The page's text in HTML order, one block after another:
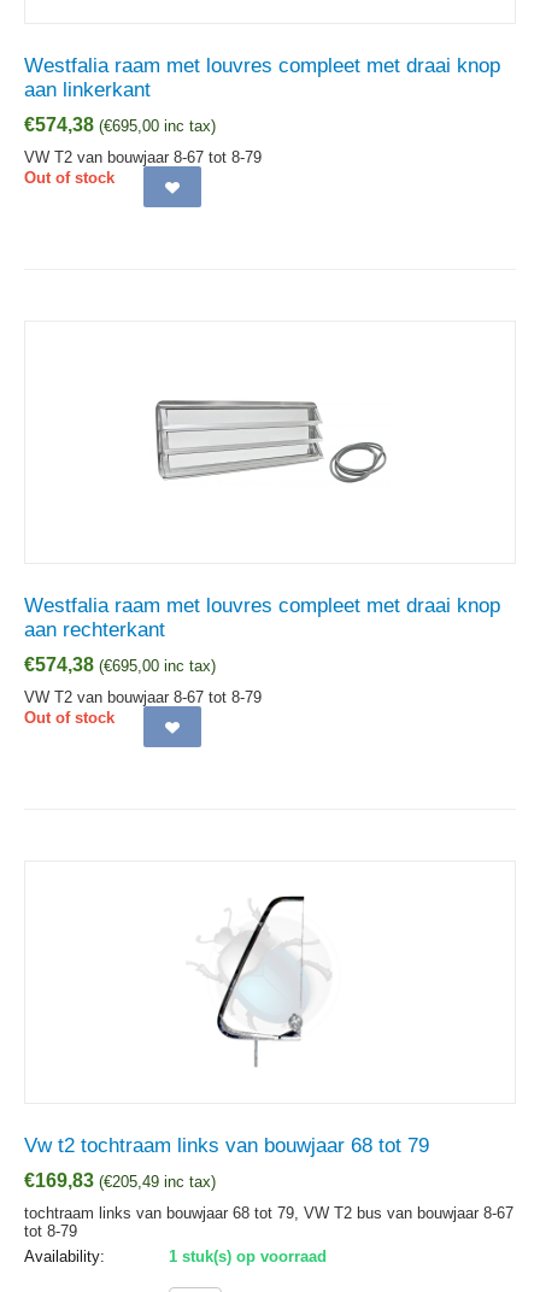
Westfalia raam met louvres compleet met draai knop
aan linkerkant
€574,38 (€695,00 inc tax)
VW T2 van bouwjaar 8-67 tot 8-79
Out of stock
Westfalia raam met louvres compleet met draai knop
aan rechterkant
€574,38 (€695,00 inc tax)
VW T2 van bouwjaar 8-67 tot 8-79
Out of stock
Vw t2 tochtraam links van bouwjaar 68 tot 79
€169,83 (€205,49 inc tax)
tochtraam links van bouwjaar 68 tot 79, VW T2 bus van bouwjaar 8-67
tot 8-79
Availability:
1 stuk(s) op voorraad